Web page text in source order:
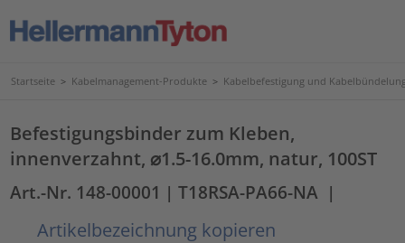
Startseite > Kabelmanagement-Produkte > Kabelbefestigung und
Befestigungsbinder zum Kleben,
innenverzahnt, ⌀1.5-16.0mm, natur, 100ST
Art.-Nr. 148-00001 | T18RSA-PA66-NA |
Artikelbezeichnung kopieren